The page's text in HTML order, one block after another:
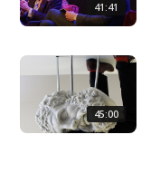
41:41
45:00